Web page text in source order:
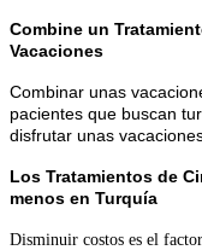
Combine un
Vacaciones
Combinar unas
pacientes que buscan
disfrutar unas
Los Tratamientos de
menos en Turquía
Disminuir costos es el